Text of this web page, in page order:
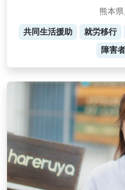
熊本
共同生活援助 就労移行
障害